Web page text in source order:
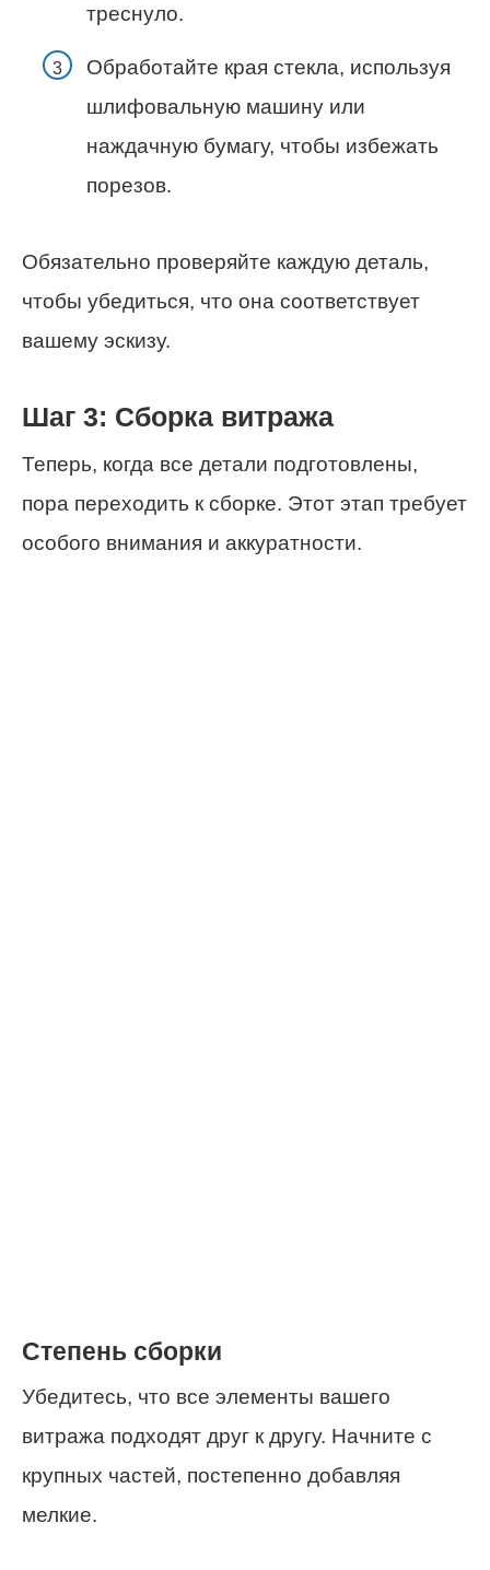
треснуло.
Обработайте края стекла, используя
шлифовальную машину или
наждачную бумагу, чтобы избежать
порезов.
Обязательно проверяйте каждую деталь,
чтобы убедиться, что она соответствует
вашему эскизу.
Шаг 3: Сборка витража
Теперь, когда все детали подготовлены,
пора переходить к сборке. Этот этап требует
особого внимания и аккуратности.
Степень сборки
Убедитесь, что все элементы вашего
витража подходят друг к другу. Начните с
крупных частей, постепенно добавляя
мелкие.